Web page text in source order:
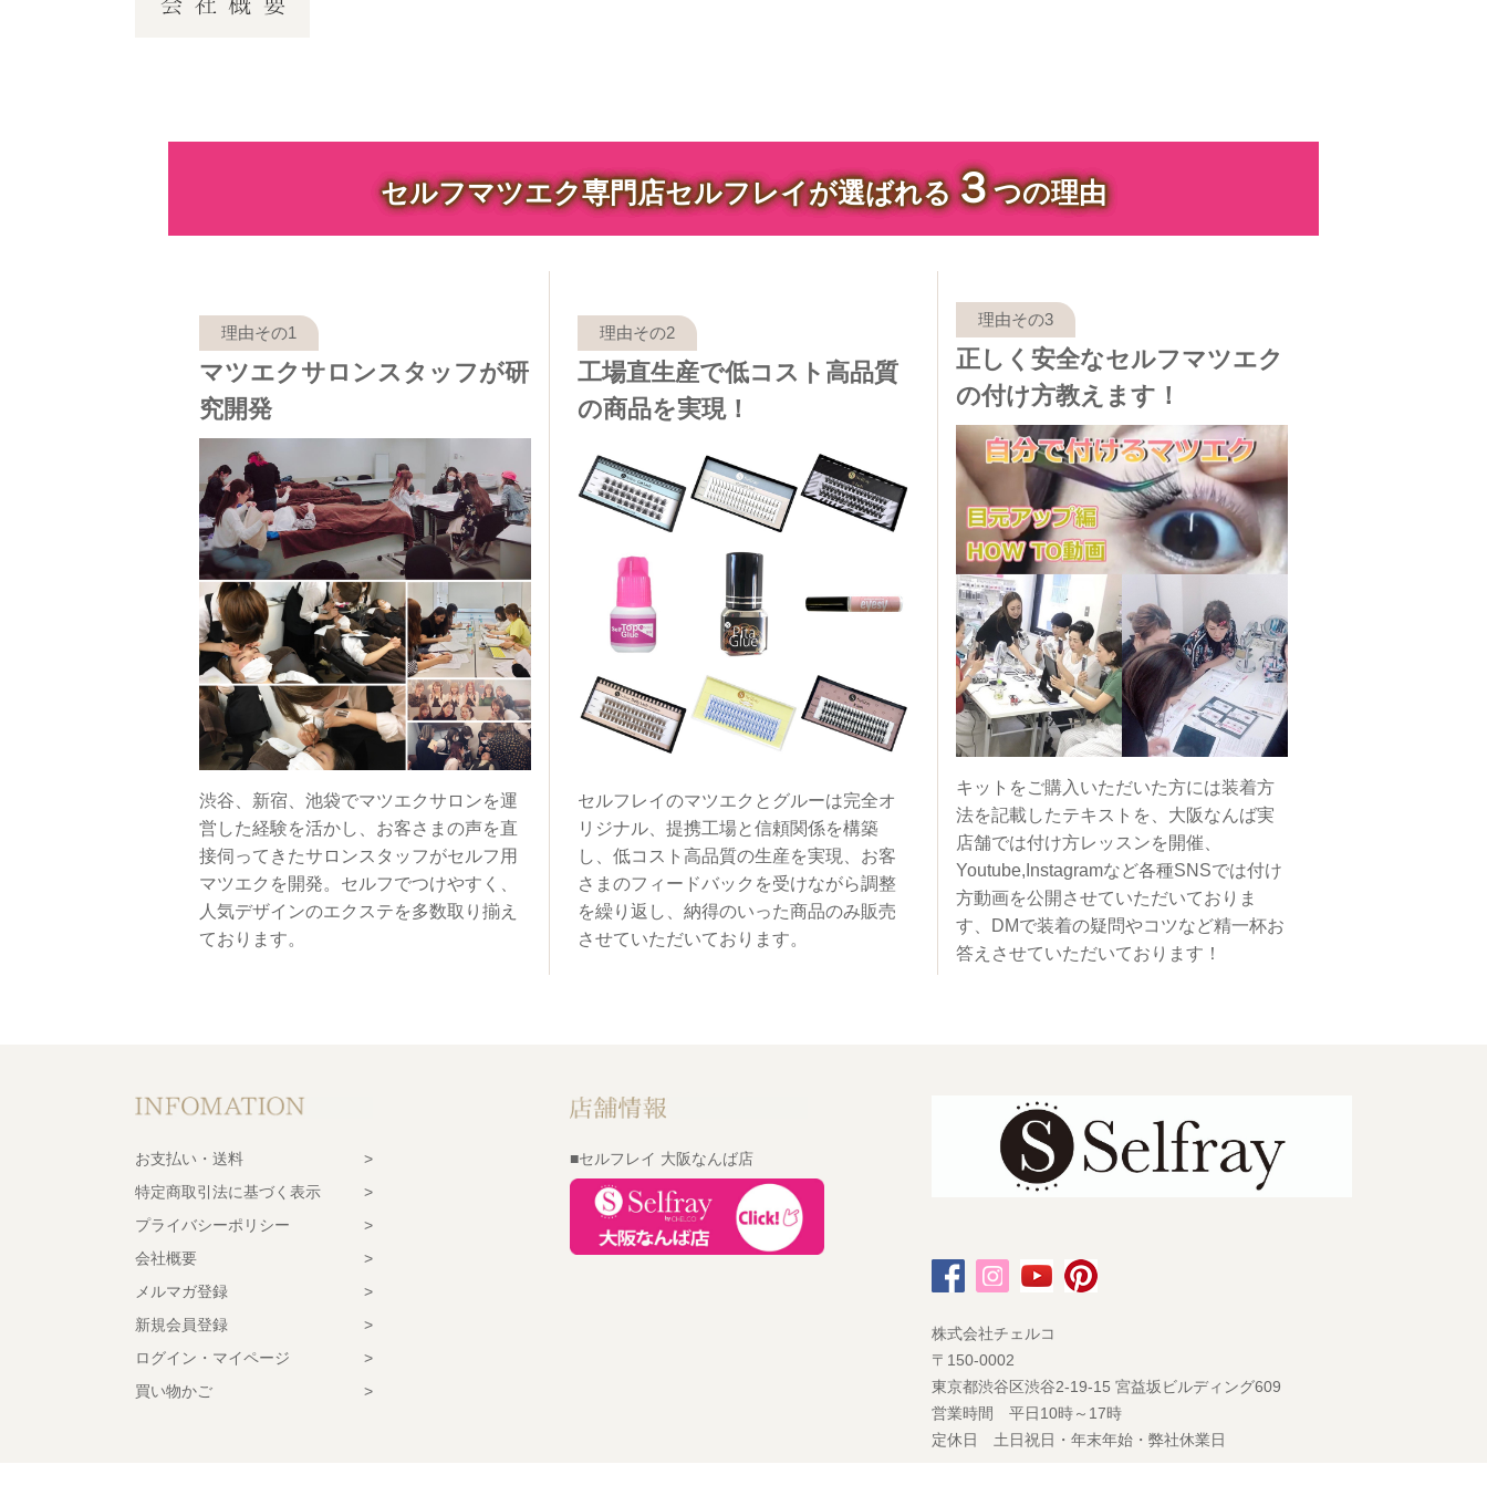
セルフマツエク専門店セルフレイが選ばれる３つの理由
マツエクサロンスタッフが研
究開発
渋谷、新宿、池袋でマツエクサロンを運
営した経験を活かし、お客さまの声を直
接伺ってきたサロンスタッフがセルフ用
マツエクを開発。セルフでつけやすく、
人気デザインのエクステを多数取り揃え
ております。
工場直生産で低コスト高品質
の商品を実現！
セルフレイのマツエクとグルーは完全オ
リジナル、提携工場と信頼関係を構築
し、低コスト高品質の生産を実現、お客
さまのフィードバックを受けながら調整
を繰り返し、納得のいった商品のみ販売
させていただいております。
正しく安全なセルフマツエク
の付け方教えます！
キットをご購入いただいた方には装着方
法を記載したテキストを、大阪なんば実
店舗では付け方レッスンを開催、
Youtube,Instagramなど各種SNSでは付け
方動画を公開させていただいておりま
す、DMで装着の疑問やコツなど精一杯お
答えさせていただいております！
お支払い・送料
特定商取引法に基づく表示
プライバシーポリシー
会社概要
メルマガ登録
新規会員登録
ログイン・マイページ
買い物かご
■セルフレイ 大阪なんば店
株式会社チェルコ
〒150-0002
東京都渋谷区渋谷2-19-15 宮益坂ビルディング609
営業時間 平日10時～17時
定休日 土日祝日・年末年始・弊社休業日